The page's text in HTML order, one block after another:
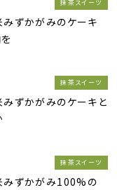
抹茶スイーツ
ずかがみのケーキ
抹茶スイーツ
ずかがみのケーキと
抹茶スイーツ
ずかがみ100%の